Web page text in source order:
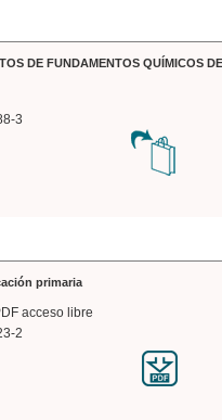
DE FUNDAMENTOS QUÍMICOS
3
primaria
acceso libre
2